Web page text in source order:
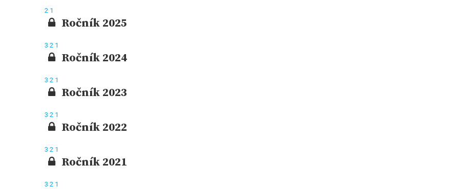
2 1
Ročník 2025
3 2 1
Ročník 2024
3 2 1
Ročník 2023
3 2 1
Ročník 2022
3 2 1
Ročník 2021
3 2 1